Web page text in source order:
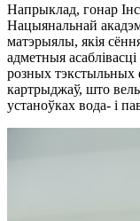
Напрыклад, гонар
Нацыянальнай
матэрыялы, якія
адметныя
розных тэкстыльных
картрыджаў, што
устаноўках вода- і